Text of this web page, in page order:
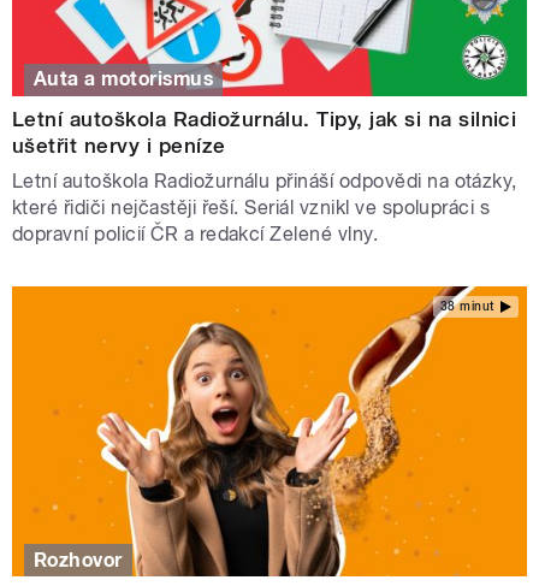
Auta a motorismus
Letní autoškola Radiožurnálu. Tipy, jak si na silnici
ušetřit nervy i peníze
Letní autoškola Radiožurnálu přináší odpovědi na otázky,
které řidiči nejčastěji řeší. Seriál vznikl ve spolupráci s
dopravní policií ČR a redakcí Zelené vlny.
38 minut
Rozhovor